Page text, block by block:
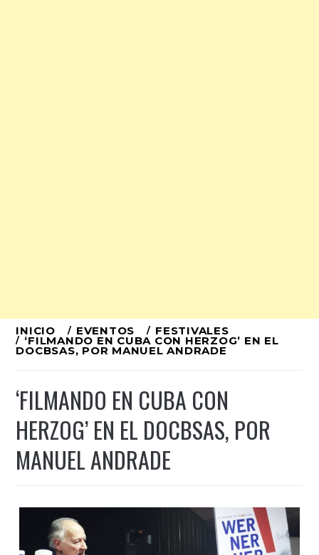
Ir
al
INICIO EVENTOS FESTIVALES
‘FILMANDO EN CUBA CON HERZOG’ EN EL
DOCBSAS, POR MANUEL ANDRADE
‘FILMANDO EN CUBA CON
HERZOG’ EN EL DOCBSAS, POR
MANUEL ANDRADE